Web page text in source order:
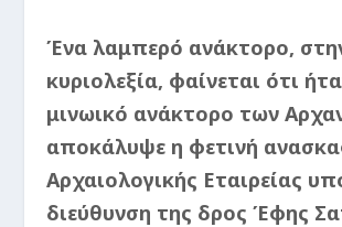
​Ένα λαμπερό ανάκτορο,
κυριολεξία, φαίνεται ότι
μινωικό ανάκτορο των
αποκάλυψε η φετινή
Αρχαιολογικής Εταιρείας
διεύθυνση της δρος Έφης